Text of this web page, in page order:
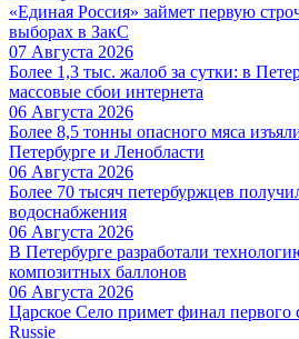
«Единая Россия» займет первую
выборах в ЗакС
07 Августа 2026
Более 1,3 тыс. жалоб за сутки: в
массовые сбои интернета
06 Августа 2026
Более 8,5 тонны опасного мяса
Петербурге и Ленобласти
06 Августа 2026
Более 70 тысяч петербуржцев
водоснабжения
06 Августа 2026
В Петербурге разработали
композитных баллонов
06 Августа 2026
Царское Село примет финал первого
Russie